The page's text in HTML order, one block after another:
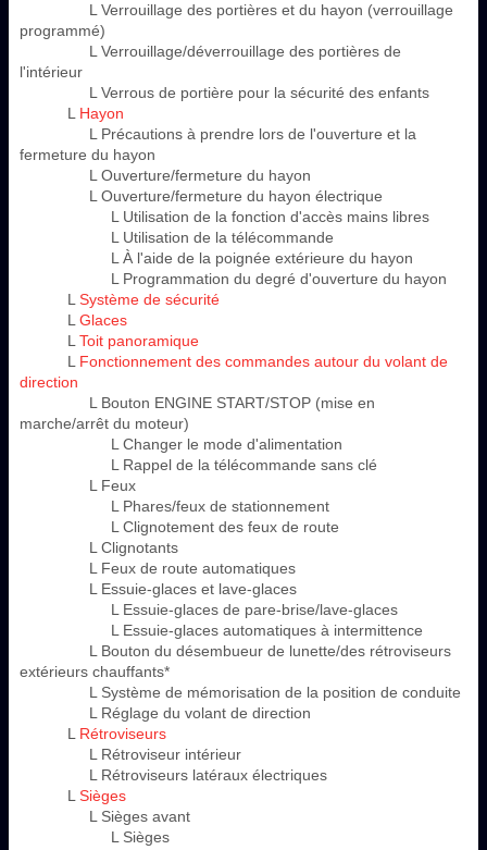
L Verrouillage des portières et du hayon (verrouillage
programmé)
L Verrouillage/déverrouillage des portières de
l'intérieur
L Verrous de portière pour la sécurité des enfants
L Hayon
L Précautions à prendre lors de l'ouverture et la
fermeture du hayon
L Ouverture/fermeture du hayon
L Ouverture/fermeture du hayon électrique
L Utilisation de la fonction d'accès mains libres
L Utilisation de la télécommande
L À l'aide de la poignée extérieure du hayon
L Programmation du degré d'ouverture du hayon
LSystème de sécurité
LGlaces
LToit panoramique
L Fonctionnement des commandes autour du volant de
direction
L Bouton ENGINE START/STOP (mise en
marche/arrêt du moteur)
L Changer le mode d'alimentation
L Rappel de la télécommande sans clé
L Feux
L Phares/feux de stationnement
L Clignotement des feux de route
L Clignotants
L Feux de route automatiques
L Essuie-glaces et lave-glaces
L Essuie-glaces de pare-brise/lave-glaces
L Essuie-glaces automatiques à intermittence
L Bouton du désembueur de lunette/des rétroviseurs
extérieurs chauffants*
L Système de mémorisation de la position de conduite
L Réglage du volant de direction
L Rétroviseurs
L Rétroviseur intérieur
L Rétroviseurs latéraux électriques
LSièges
L Sièges avant
L Sièges